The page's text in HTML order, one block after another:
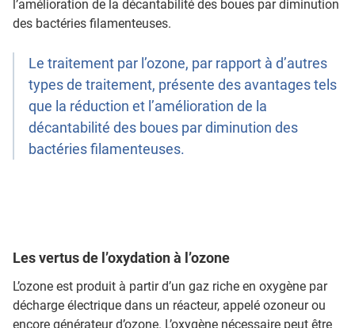
l’amélioration de la décantabilité des boues par diminution
des bactéries filamenteuses.
Le traitement par l’ozone, par rapport à d’autres
types de traitement, présente des avantages tels
que la réduction et l’amélioration de la
décantabilité des boues par diminution des
bactéries filamenteuses.
Les vertus de l’oxydation à l’ozone
L’ozone est produit à partir d’un gaz riche en oxygène par
décharge électrique dans un réacteur, appelé ozoneur ou
encore générateur d’ozone. L’oxygène nécessaire peut être